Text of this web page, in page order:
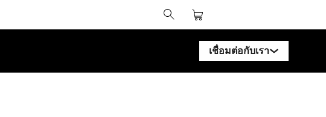
เชื่อมต่อกับเรา